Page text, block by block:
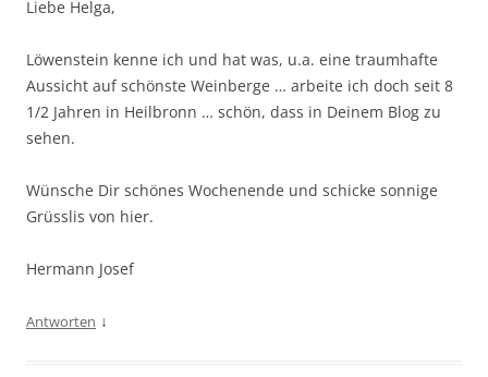
Liebe Helga,
Löwenstein kenne ich und hat was, u.a. eine traumhafte
Aussicht auf schönste Weinberge … arbeite ich doch seit 8
1/2 Jahren in Heilbronn … schön, dass in Deinem Blog zu
sehen.
Wünsche Dir schönes Wochenende und schicke sonnige
Grüsslis von hier.
Hermann Josef
Antworten ↓